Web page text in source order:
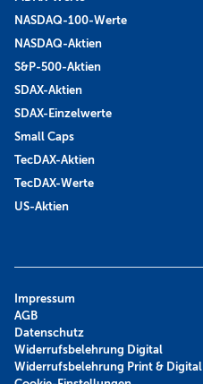
NASDAQ-100-Werte
NASDAQ-Aktien
S&P-500-Aktien
SDAX-Aktien
SDAX-Einzelwerte
Small Caps
TecDAX-Aktien
TecDAX-Werte
US-Aktien
Impressum
AGB
Datenschutz
Widerrufsbelehrung Digital
Widerrufsbelehrung Print & Digital